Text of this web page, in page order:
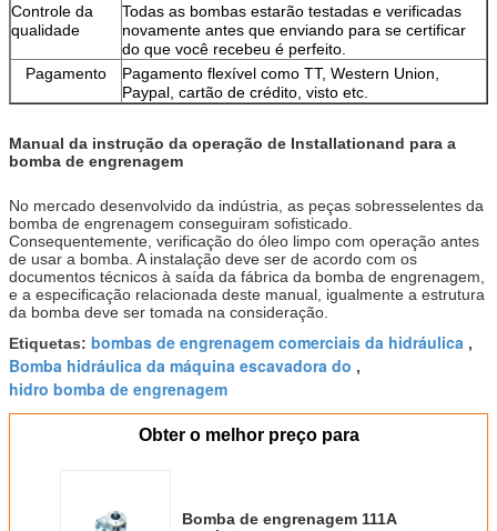
Controle da
qualidade
Todas as bombas estarão testadas e verificadas
novamente antes que enviando para se certificar
do que você recebeu é perfeito.
Pagamento
Pagamento flexível como TT, Western Union,
Paypal, cartão de crédito, visto etc.
Manual da instrução da operação de Installationand para a
bomba de engrenagem
No mercado desenvolvido da indústria, as peças sobresselentes da
bomba de engrenagem conseguiram sofisticado.
Consequentemente, verificação do óleo limpo com operação antes
de usar a bomba. A instalação deve ser de acordo com os
documentos técnicos à saída da fábrica da bomba de engrenagem,
e a especificação relacionada deste manual, igualmente a estrutura
da bomba deve ser tomada na consideração.
Etiquetas: bombas de engrenagem comerciais da hidráulica ,
Bomba hidráulica da máquina escavadora do ,
hidro bomba de engrenagem
Obter o melhor preço para
Bomba de engrenagem 111A